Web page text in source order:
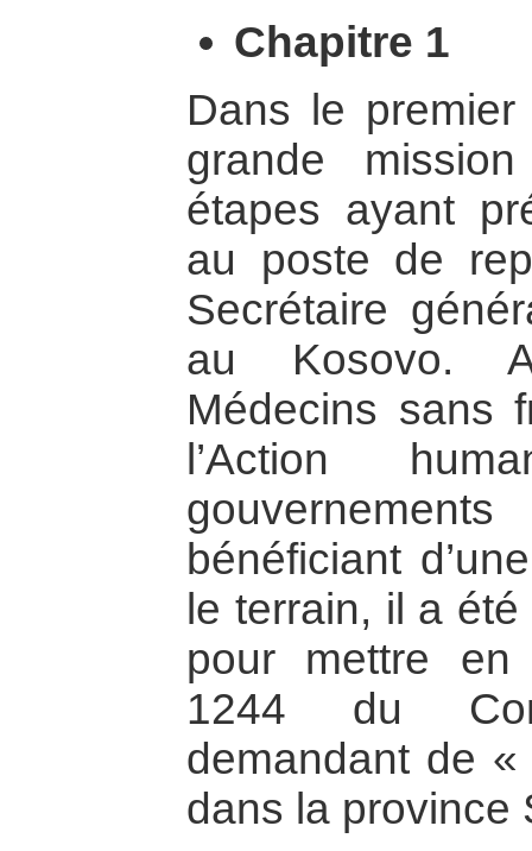
Chapitre 1
Dans le
grande
étapes ayant
au poste de
Secrétaire
au Kosovo.
Médecins sans
l’Action
bénéficiant
le terrain, il a
pour mettre
1244 du
demandant de
dans la province